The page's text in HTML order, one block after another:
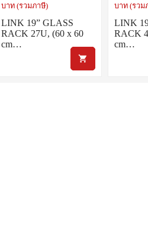
บาท (รวมภาษี)
LINK 19” GLASS
RACK 27U, (60 x 60
cm…
บาท (รวม
LINK
RACK
cm…